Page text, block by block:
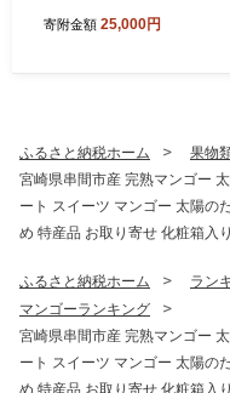
鶏 パック 精肉 鶏モモ もも肉
寄附金額 25,000円
ふるさと納税ホーム 果物
宮崎県串間市産 完熟マンゴー
ート スイーツ マンゴー 太陽の
め 特産品 お取り寄せ 化粧箱入
ふるさと納税ホーム ラン
マンゴーランキング
宮崎県串間市産 完熟マンゴー
ート スイーツ マンゴー 太陽の
め 特産品 お取り寄せ 化粧箱入